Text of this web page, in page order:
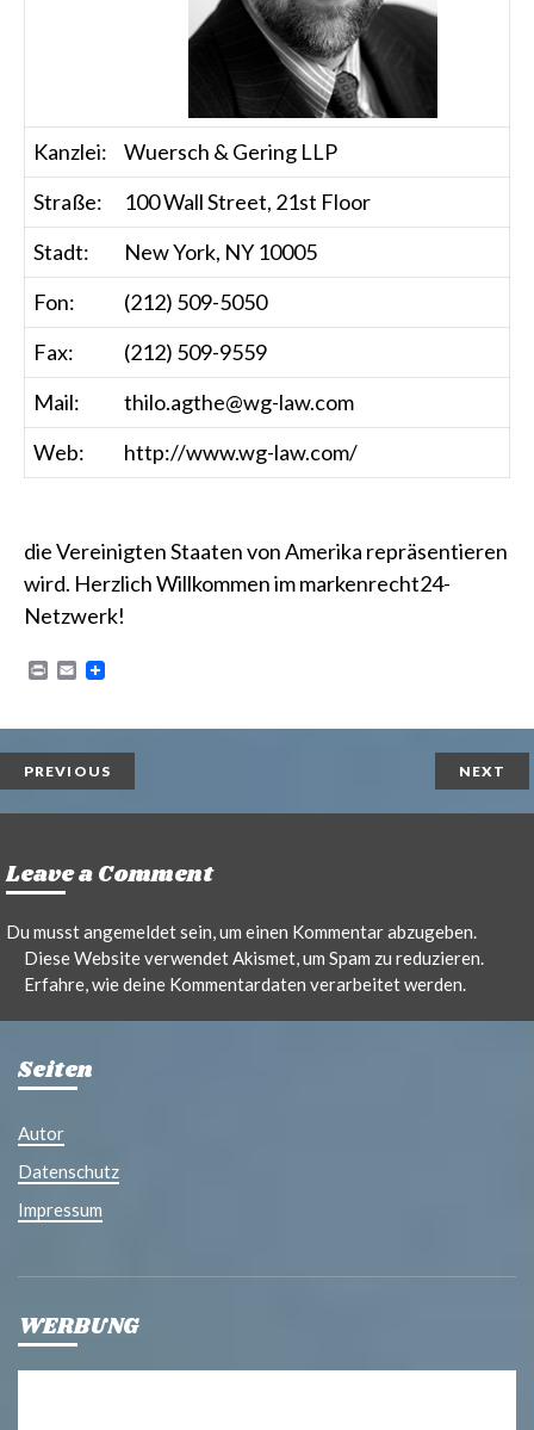
Kanzlei:
Wuersch & Gering LLP
Straße:
100 Wall Street, 21st Floor
Stadt:
New York, NY 10005
Fon:
(212) 509-5050
Fax:
(212) 509-9559
Mail:
thilo.agthe@wg-law.com
Web:
http://www.wg-law.com/
dieVereinigten Staaten von Amerika repräsentieren
wird. Herzlich Willkommen im markenrecht24-
Netzwerk!
P
n
E
i
PREVIOUS NEXT
Leave a Comment
Du musstangemeldetsein, um einen Kommentar abzugeben.
Diese Website verwendet Akismet, um Spam zu reduzieren.
Erfahre, wie deine Kommentardaten verarbeitet werden.
Seiten
Autor
Datenschutz
Impressum
WERBUNG